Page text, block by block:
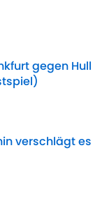
gegen Hull
verschlägt es